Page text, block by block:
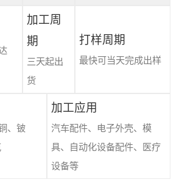
加工周
期
三天起出
货
打样周期
最快可当天完成出样
、铍
加工应用
汽车配件、电子外壳、模
具、自动化设备配件、医疗
设备等